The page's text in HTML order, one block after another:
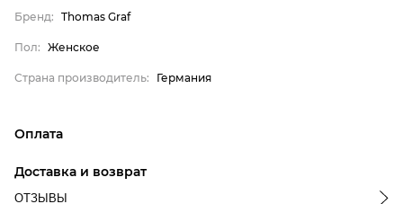
Бренд: Thomas Graf
Пол: Женское
Страна производитель: Германия
Оплата
магазина
Доставка и возврат
ОТЗЫВЫ